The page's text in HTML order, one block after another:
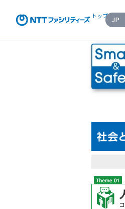
JP
トップページ